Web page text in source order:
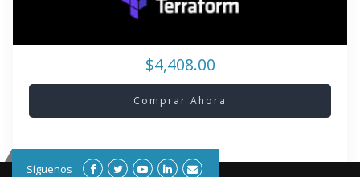
$4,408.00
Comprar Ahora
Síguenos